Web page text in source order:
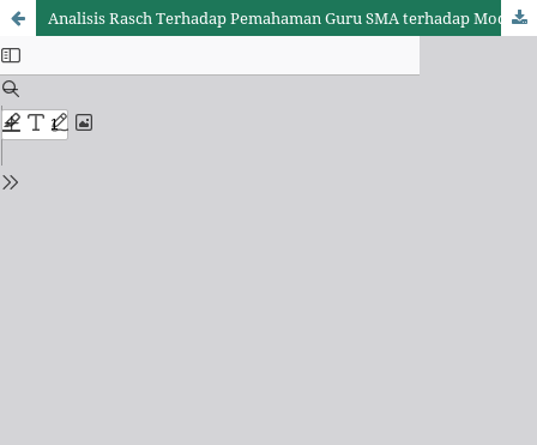
Analisis Rasch Terhadap Pemahaman Guru SMA terhadap Model Discovery Learning